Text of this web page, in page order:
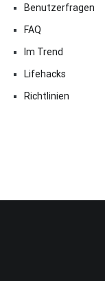
Benutzerfragen
FAQ
Im Trend
Lifehacks
Richtlinien